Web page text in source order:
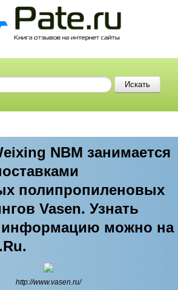
NBM занимается
полипропиленовых
Vasen. Узнать
можно на
http://www.vasen.ru/